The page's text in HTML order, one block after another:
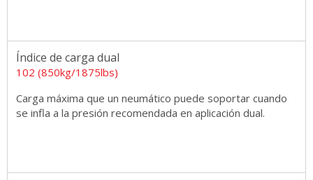
Índice de carga dual
102 (850kg/1875lbs)
Carga máxima que un neumático puede soportar cuando
se infla a la presión recomendada en aplicación dual.